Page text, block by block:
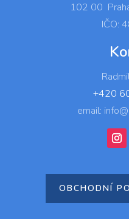
102 00
IČO:
+420
email:
OBCHODNÍ